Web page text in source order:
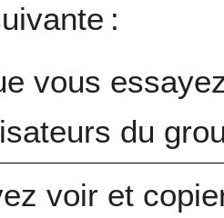
:
vous
du
voir et